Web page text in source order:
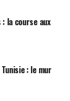
la course aux
: le mur